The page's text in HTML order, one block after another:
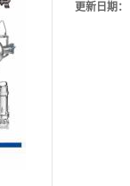
更新日期：